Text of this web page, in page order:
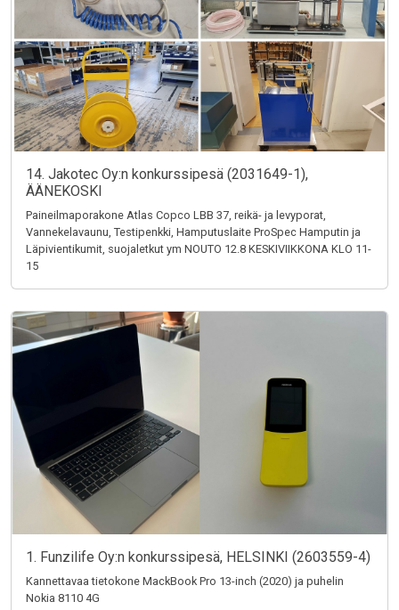
14. Jakotec Oy:n konkurssipesä (2031649-1),
ÄÄNEKOSKI
Paineilmaporakone Atlas Copco LBB 37, reikä- ja levyporat,
Vannekelavaunu, Testipenkki, Hamputuslaite ProSpec Hamputin ja
Läpivientikumit, suojaletkut ym NOUTO 12.8 KESKIVIIKKONA KLO 11-
15
1. Funzilife Oy:n konkurssipesä, HELSINKI (2603559-4)
Kannettavaa tietokone MackBook Pro 13-inch (2020) ja puhelin
Nokia 8110 4G